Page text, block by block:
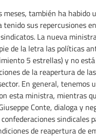
también ha habido
tenido sus repercusiones
La nueva
de la letra las políticas
5 estrellas) y no
de la reapertura de
En general, tenemos
esta ministra, mientras
Conte, dialoga y
sindicales
de reapertura de